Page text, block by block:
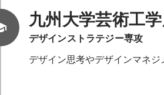
九州大学芸術工
デザインストラテジー専攻
デザイン思考やデザインマネジ